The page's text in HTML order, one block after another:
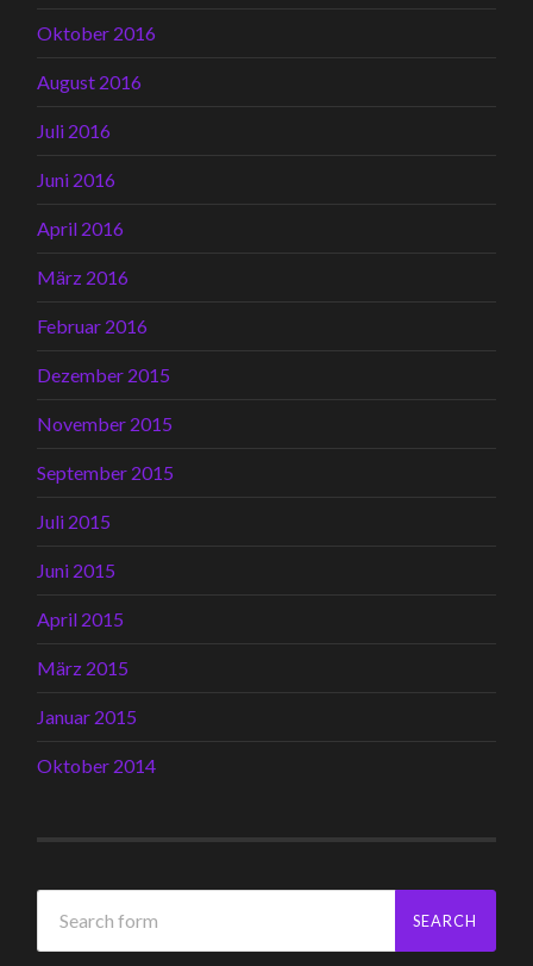
Oktober 2016
August 2016
Juli 2016
Juni 2016
April 2016
März 2016
Februar 2016
Dezember 2015
November 2015
September 2015
Juli 2015
Juni 2015
April 2015
März 2015
Januar 2015
Oktober 2014